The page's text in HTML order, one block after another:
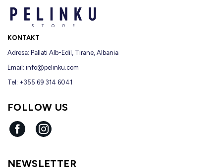
KONTAKT
Adresa: Pallati Alb-Edil, Tirane, Albania
Email: info@pelinku.com
Tel: +355 69 314 6041
FOLLOW US
Facebook
NEWSLETTER